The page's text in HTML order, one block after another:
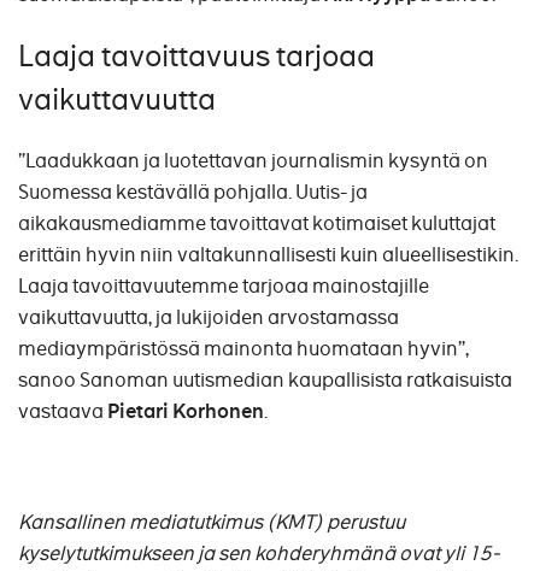
Laaja tavoittavuus tarjoaa
vaikuttavuutta
”Laadukkaan ja luotettavan journalismin kysyntä on
Suomessa kestävällä pohjalla. Uutis- ja
aikakausmediamme tavoittavat kotimaiset kuluttajat
erittäin hyvin niin valtakunnallisesti kuin alueellisestikin.
Laaja tavoittavuutemme tarjoaa mainostajille
vaikuttavuutta, ja lukijoiden arvostamassa
mediaympäristössä mainonta huomataan hyvin”,
sanoo Sanoman uutismedian kaupallisista ratkaisuista
vastaava Pietari Korhonen.
Kansallinen mediatutkimus (KMT) perustuu
kyselytutkimukseen ja sen kohderyhmänä ovat yli 15-